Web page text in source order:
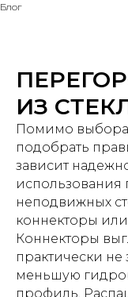
Блог
ИЗ
Помимо выбора
подобрать
зависит
использования
неподвижных
коннекторы
Коннекторы
практически
меньшую
профиль.